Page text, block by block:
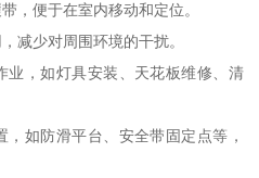
，便于在室内移动和定位。
减少对周围环境的干扰。
业，如灯具安装、天花板维修、清
如防滑平台、安全带固定点等，